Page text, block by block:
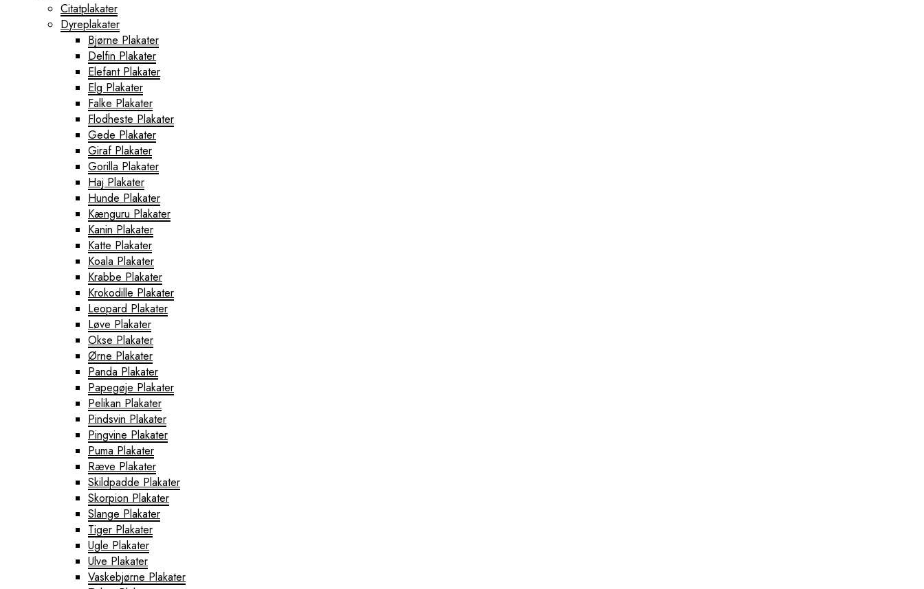
Citatplakater
Dyreplakater
Bjørne Plakater
Delfin Plakater
Elefant Plakater
Elg Plakater
Falke Plakater
Flodheste Plakater
Gede Plakater
Giraf Plakater
Gorilla Plakater
Haj Plakater
Hunde Plakater
Kænguru Plakater
Kanin Plakater
Katte Plakater
Koala Plakater
Krabbe Plakater
Krokodille Plakater
Leopard Plakater
Løve Plakater
Okse Plakater
Ørne Plakater
Panda Plakater
Papegøje Plakater
Pelikan Plakater
Pindsvin Plakater
Pingvine Plakater
Puma Plakater
Ræve Plakater
Skildpadde Plakater
Skorpion Plakater
Slange Plakater
Tiger Plakater
Ugle Plakater
Ulve Plakater
Vaskebjørne Plakater